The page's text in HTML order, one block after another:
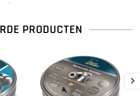
PRODUCTEN